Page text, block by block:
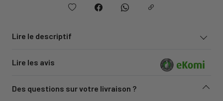
Lire le descriptif
Lire les avis
Des questions sur votre livraison ?